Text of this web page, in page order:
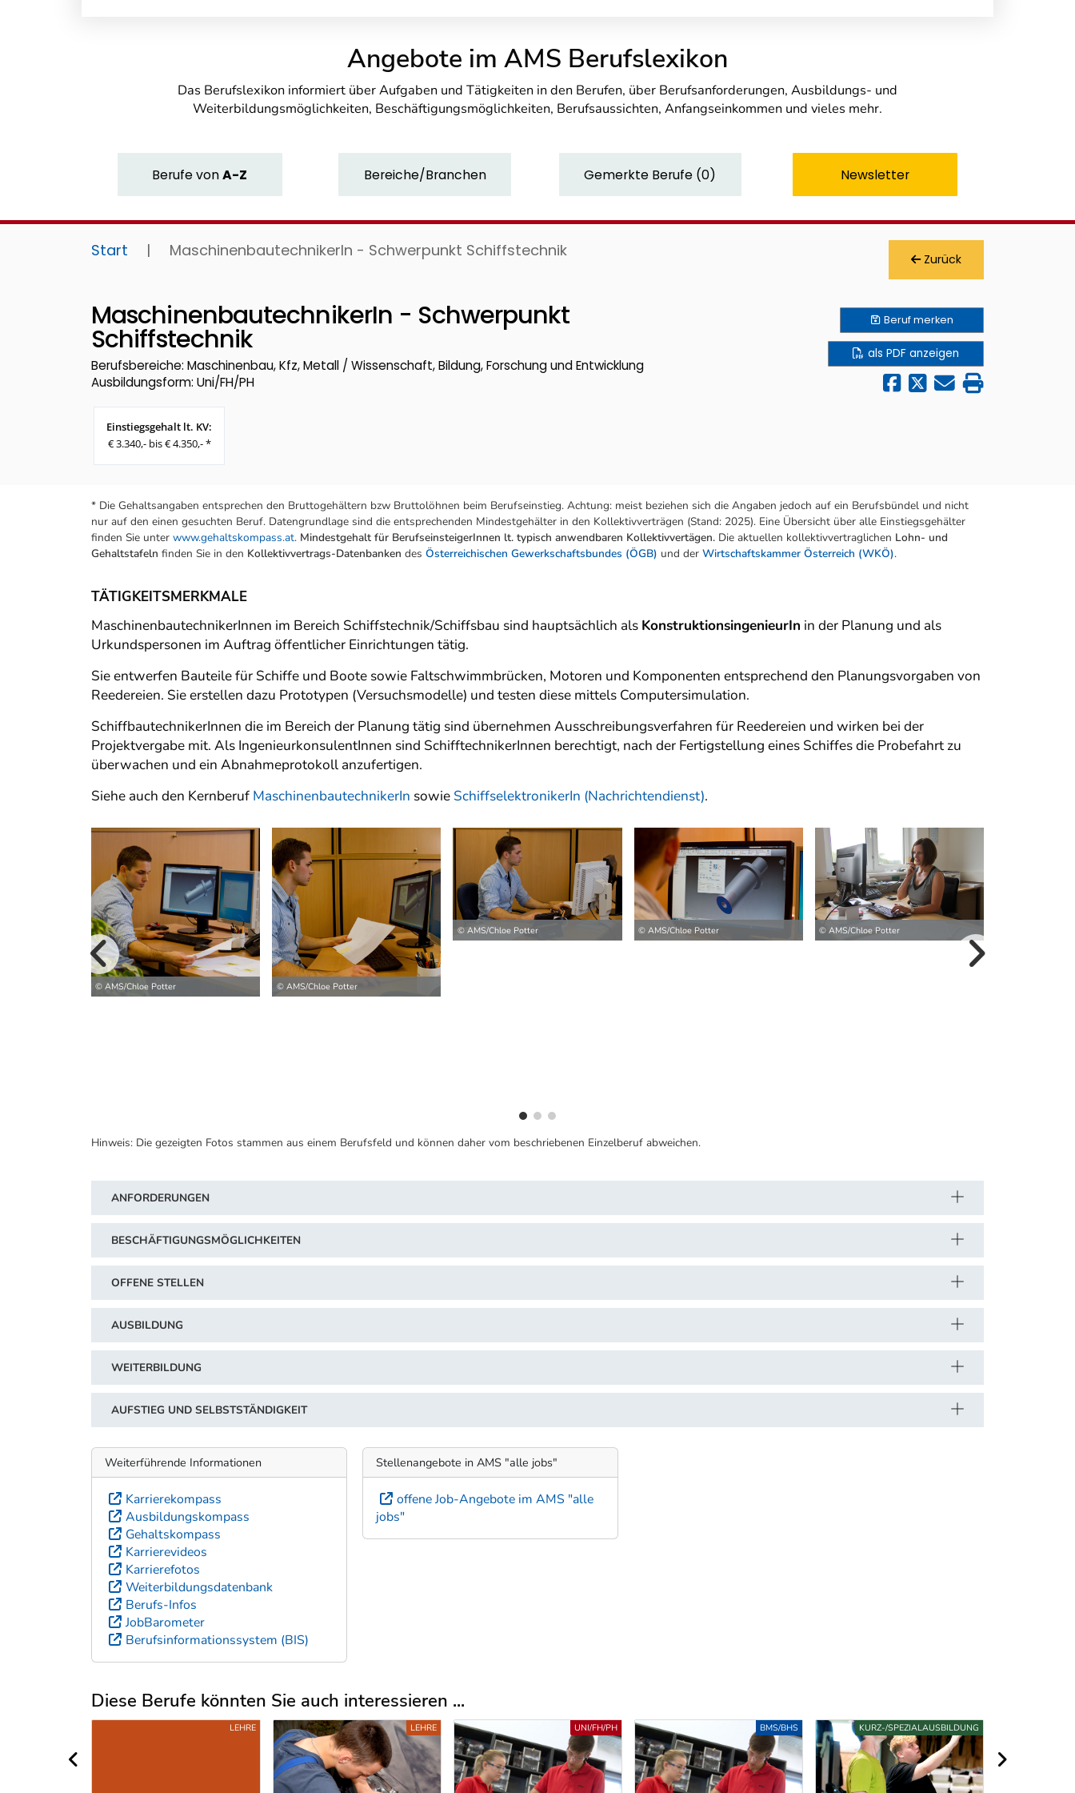
Angebote im AMS Berufslexikon
Das Berufslexikon informiert über Aufgaben und Tätigkeiten in den Berufen, über Berufsanforderungen, Ausbildungs- und
Weiterbildungsmöglichkeiten, Beschäftigungsmöglichkeiten, Berufsaussichten, Anfangseinkommen und vieles mehr.
BerufevonA-Z Bereiche/Branchen Gemerkte Berufe (0) Newsletter
Start | MaschinenbautechnikerIn - Schwerpunkt Schiffstechnik Zurück
MaschinenbautechnikerIn - Schwerpunkt
Schiffstechnik
Berufsbereiche: Maschinenbau, Kfz, Metall / Wissenschaft, Bildung, Forschung und Entwicklung
Ausbildungsform: Uni/FH/PH
Einstiegsgehalt lt. KV:
€ 3.340,- bis € 4.350,- *
Berufmerken
als PDF anzeigen
* Die Gehaltsangaben entsprechen den Bruttogehältern bzw Bruttolöhnen beim Berufseinstieg. Achtung: meist beziehen sich die Angaben jedoch auf ein Berufsbündel und nicht
nur auf den einen gesuchten Beruf. Datengrundlage sind die entsprechenden Mindestgehälter in den Kollektivverträgen (Stand: 2025). Eine Übersicht über alle Einstiegsgehälter
finden Sie unter www.gehaltskompass.at. Mindestgehalt für BerufseinsteigerInnen lt. typisch anwendbaren Kollektivvertägen. Die aktuellen kollektivvertraglichen Lohn- und
Gehaltstafeln finden Sie in den Kollektivvertrags-Datenbanken des Österreichischen Gewerkschaftsbundes (ÖGB) und der Wirtschaftskammer Österreich (WKÖ).
TÄTIGKEITSMERKMALE
MaschinenbautechnikerInnen im Bereich Schiffstechnik/Schiffsbau sind hauptsächlich als KonstruktionsingenieurIn in der Planung und als
Urkundspersonen im Auftrag öffentlicher Einrichtungen tätig.
Sie entwerfen Bauteile für Schiffe und Boote sowie Faltschwimmbrücken, Motoren und Komponenten entsprechend den Planungsvorgaben von
Reedereien. Sie erstellen dazu Prototypen (Versuchsmodelle) und testen diese mittels Computersimulation.
SchiffbautechnikerInnen die im Bereich der Planung tätig sind übernehmen Ausschreibungsverfahren für Reedereien und wirken bei der
Projektvergabe mit. Als IngenieurkonsulentInnen sind SchifftechnikerInnen berechtigt, nach der Fertigstellung eines Schiffes die Probefahrt zu
überwachen und ein Abnahmeprotokoll anzufertigen.
Siehe auch den Kernberuf MaschinenbautechnikerIn sowie SchiffselektronikerIn (Nachrichtendienst).
© AMS/Chloe Potter © AMS/Chloe Potter
© AMS/Chloe Potter © AMS/Chloe Potter © AMS/Chloe Potter
vorherige Bilder
Hinweis: Die gezeigten Fotos stammen aus einem Berufsfeld und können daher vom beschriebenen Einzelberuf abweichen.
ANFORDERUNGEN
BESCHÄFTIGUNGSMÖGLICHKEITEN
OFFENE STELLEN
AUSBILDUNG
WEITERBILDUNG
AUFSTIEG UND SELBSTSTÄNDIGKEIT
Weiterführende Informationen
Karrierekompass
Ausbildungskompass
Gehaltskompass
Karrierevideos
Karrierefotos
Weiterbildungsdatenbank
Berufs-Infos
JobBarometer
Berufsinformationssystem (BIS)
Stellenangebote in AMS "alle jobs"
offene Job-Angebote im AMS "alle
jobs"
Diese Berufe könnten Sie auch interessieren ...
Uber weitere Berufsvorschläge LEHRE KURZ-/SPEZIALAUSBILDUNG